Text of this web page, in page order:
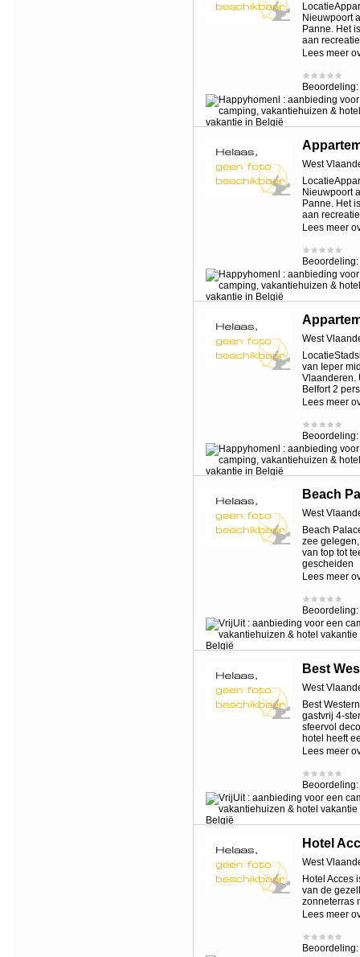
Nieuwpoort
Panne. Het
aan
Lees meer
Beoordeling:
West
Nieuwpoort
Panne. Het
aan
Lees meer
Beoordeling:
West
van Ieper
Vlaanderen.
Belfort 2
Lees meer
Beoordeling:
Beach
West
Beach
zee
van top tot
gescheiden
Lees meer
Beoordeling:
Best
West
Best
gastvrij 4-
sfeervol
hotel heeft
Lees meer
Beoordeling:
Hotel
West
Hotel Acces
van de
zonneterras
Lees meer
Beoordeling: